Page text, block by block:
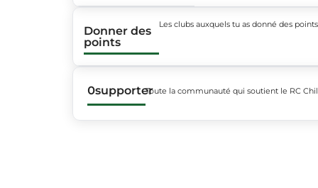
Donner des
points
Les clubs auxquels tu as donné des points
0supporterToute la communauté qui soutient le RC